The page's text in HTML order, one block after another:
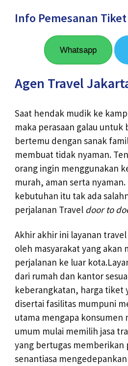
Info Pemesanan Tiket
Whatsapp
Agen Travel
Saat hendak mudik ke
maka perasaan galau untuk
bertemu dengan sanak
membuat tidak nyaman.
orang ingin menggunakan
murah, aman serta
kebutuhan itu tak ada
perjalanan Travel door to
Akhir akhir ini layanan
oleh masyarakat yang akan
perjalanan ke luar
dari rumah dan kantor
keberangkatan, harga tiket
disertai fasilitas mumpuni
utama mengapa konsumen
umum mulai memilih jasa
yang bertugas memberikan
senantiasa